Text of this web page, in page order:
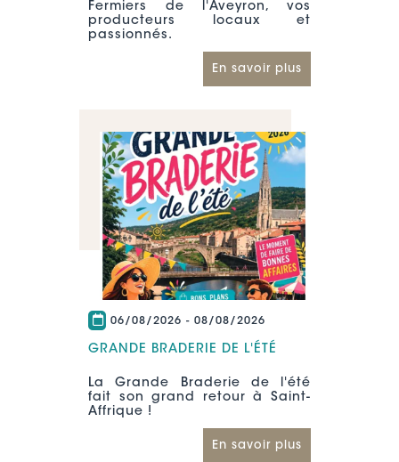
Fermiers de l'Aveyron, vos
producteurs locaux et
passionnés.
En savoir plus
06/08/2026 - 08/08/2026
GRANDE BRADERIE DE L'ÉTÉ
La Grande Braderie de l'été
fait son grand retour à Saint-
Affrique !
En savoir plus